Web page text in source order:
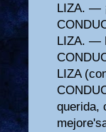
LIZA. —
LIZA. —
LIZA
querida,